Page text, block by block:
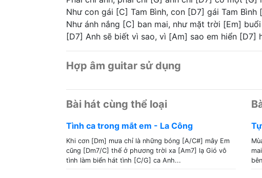
Như con gái [C] Tam Bình, con [D7] gái Tam Bình
Như ánh nắng [C] ban mai, như mặt trời [Em]
[D7] Anh sẽ biết vì sao, vì [Am] sao em hiển [D7]
Hợp âm guitar sử dụng
Bài hát cùng thể loại
Tình ca trong mắt em - La Công
Khi cơn [Dm] mưa chỉ là những bóng [A/C#] mây Em
cũng [Dm7/C] thế ở phương trời xa [Am7] lạ Gió vô
tình làm biển hát tình [C/G] ca Anh...